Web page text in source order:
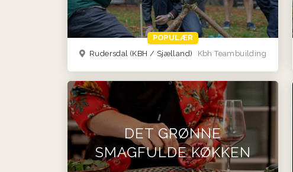
POPULÆR
Kbh Teambuilding
Rudersdal (KBH / Sjælland)
DET GRØNNE
SMAGFULDE KØKKEN